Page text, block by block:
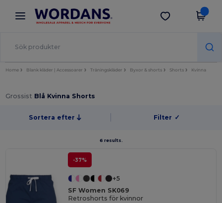
× Wordans-app
Bättre priser i appen!
Hämta app
Home Blank kläder | Accessoarer Träningskläder Byxor & shorts Shorts Kvinna
Grossist Blå Kvinna Shorts
Sortera efter Filter ✓
6 results.
-37%
+5
SF Women SK069
Retroshorts för kvinnor